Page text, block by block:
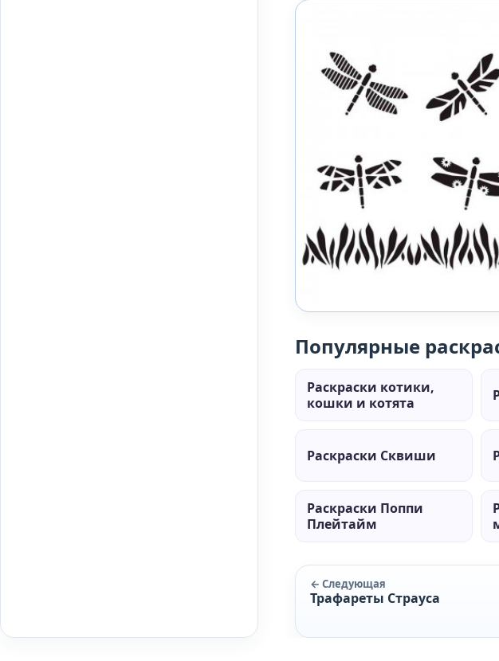
Популярные
Раскраски котики,
кошки и котята
Раскраски Сквиши
Раскраски Поппи
Плейтайм
← Следующая
Трафареты Страуса